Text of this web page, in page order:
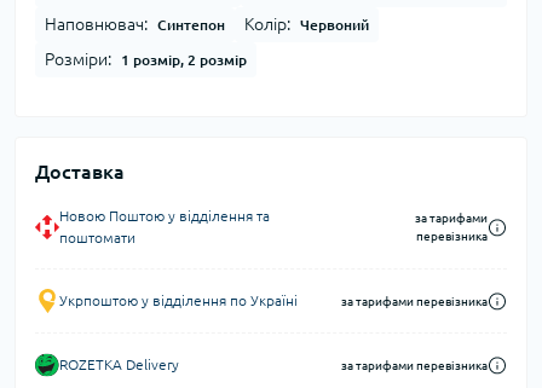
Наповнювач: Синтепон Колір: Червоний
Розміри: 1 розмір, 2 розмір
Доставка
Новою Поштою у відділення та
поштомати
за тарифами
перевізника
Укрпоштою у відділення по Україні за тарифами перевізника
ROZETKA Delivery за тарифами перевізника